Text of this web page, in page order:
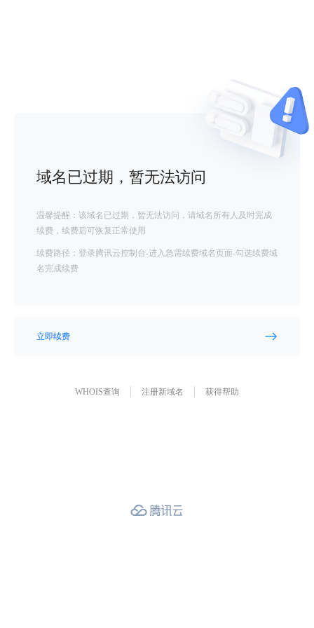
域名已过期，暂无法访问
温馨提醒：该域名已过期，暂无法访问，请域名所有人及时完成
续费，续费后可恢复正常使用
续费路径：登录腾讯云控制台-进入急需续费域名页面-勾选续费域
名完成续费
立即续费
WHOIS查询 注册新域名 获得帮助